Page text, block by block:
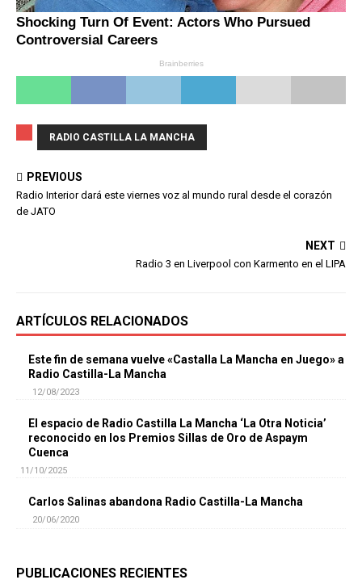
RADIO CASTILLA LA MANCHA
PREVIOUS
Radio Interior dará este viernes voz al mundo rural desde el corazón
de JATO
NEXT
Radio 3 en Liverpool con Karmento en el LIPA
ARTÍCULOS RELACIONADOS
Este fin de semana vuelve «Castalla La Mancha en Juego» a
Radio Castilla-La Mancha
12/08/2023
El espacio de Radio Castilla La Mancha ‘La Otra Noticia’
reconocido en los Premios Sillas de Oro de Aspaym
Cuenca
11/10/2025
Carlos Salinas abandona Radio Castilla-La Mancha
20/06/2020
PUBLICACIONES RECIENTES